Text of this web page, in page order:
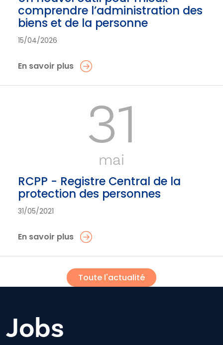
comprendre l’administration des
biens et de la personne
15/04/2026
En savoir plus
31
mai
RCPP - Registre Central de la
protection des personnes
31/05/2021
En savoir plus
Toute l'actualité
Jobs